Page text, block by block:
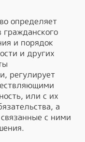
определяет
гражданского
и порядок
и других
регулирует
или с их
а
с ними